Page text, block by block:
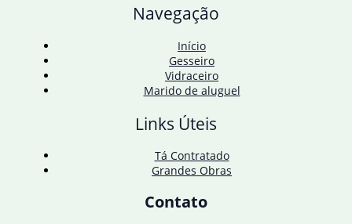
Navegação
Início
Gesseiro
Vidraceiro
Marido de aluguel
Links Úteis
Tá Contratado
Grandes Obras
Contato